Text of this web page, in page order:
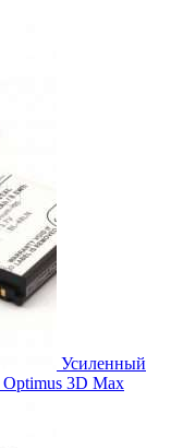
Усиленный
Optimus 3D Max